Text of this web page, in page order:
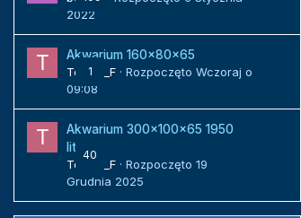
2022
1
Akwarium 160x80x65
Tomek_F · Rozpoczęto Wczoraj o
09:08
40
Akwarium 300x100x65 1950
litrów
Tomek_F · Rozpoczęto 19
Grudnia 2025